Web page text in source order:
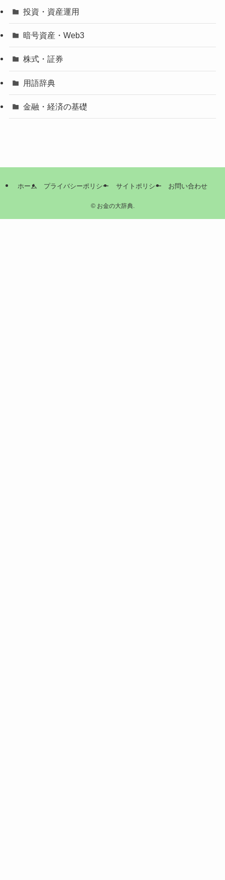
投資・資産運用
暗号資産・Web3
株式・証券
用語辞典
金融・経済の基礎
ホーム プライバシーポリシー サイトポリシー お問い合わせ
©お金の大辞典.